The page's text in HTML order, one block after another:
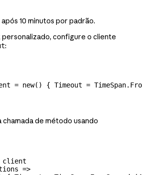
10 minutos por padrão.
configure o cliente
:
= new() { Timeout = TimeSpan.
chamada de método usando
client
=>